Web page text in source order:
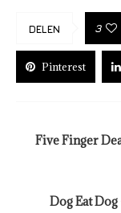
DELEN 3
Pinterest
Five Finger
Dog Eat